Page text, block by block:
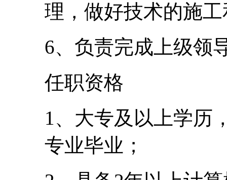
理，做好技术的施
6、负责完成上级领
任职资格
1、大专及以上学历
专业毕业；